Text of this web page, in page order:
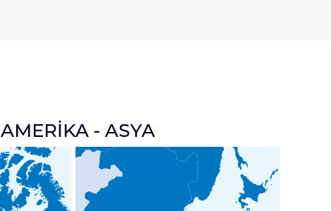
AMERİKA - ASYA